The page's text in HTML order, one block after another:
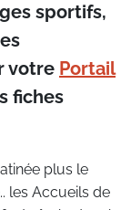
sportifs,
votre Portail
fiches
plus le
les Accueils de